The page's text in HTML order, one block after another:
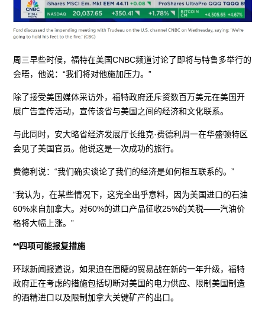
周三早些时候，福特在美国CNBC频道讨论了即将与特鲁多举行的
会晤，他说：“我们将对他施加压力。”
除了接受美国媒体采访外，福特政府还斥资数百万美元在美国开
展广告宣传活动，宣传该省与美国之间的经济和文化联系。
与此同时，安大略省经济发展厅长维克·费德利周一在华盛顿特区
会见了美国官员。他说这是一次成功的旅行。
费德利说：“我们确实谈论了我们的经济是如何相互联系的。”
“我认为，在某些情况下，这完全出乎意料，因为美国进口的石油
60%来自加拿大。对60%的进口产品征收25%的关税——汽油价
格将大幅上涨。”
**四项可能报复措施
环球新闻报道说，如果迫在眉睫的贸易战在新的一年升级，福特
政府正在考虑的措施包括切断对美国的电力供应、限制美国制造
的酒精进口以及限制加拿大关键矿产的出口。